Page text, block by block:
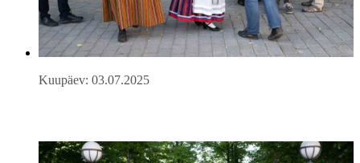
Kuupäev: 03.07.2025